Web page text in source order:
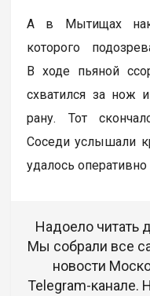
А в Мытищах
которого
В ходе пьяной
схватился за нож
рану. Тот
Соседи услышали
удалось
Надоело читать
Мы собрали все
новости
Telegram-канале.